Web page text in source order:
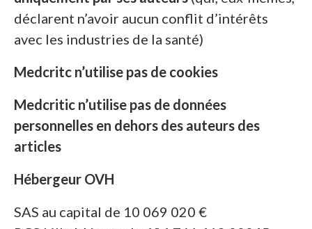
déclarent n’avoir aucun conflit d’intérêts
avec les industries de la santé)
Medcritc n’utilise pas de cookies
Medcritic n’utilise pas de données
personnelles en dehors des auteurs des
articles
Hébergeur OVH
SAS au capital de 10 069 020 €